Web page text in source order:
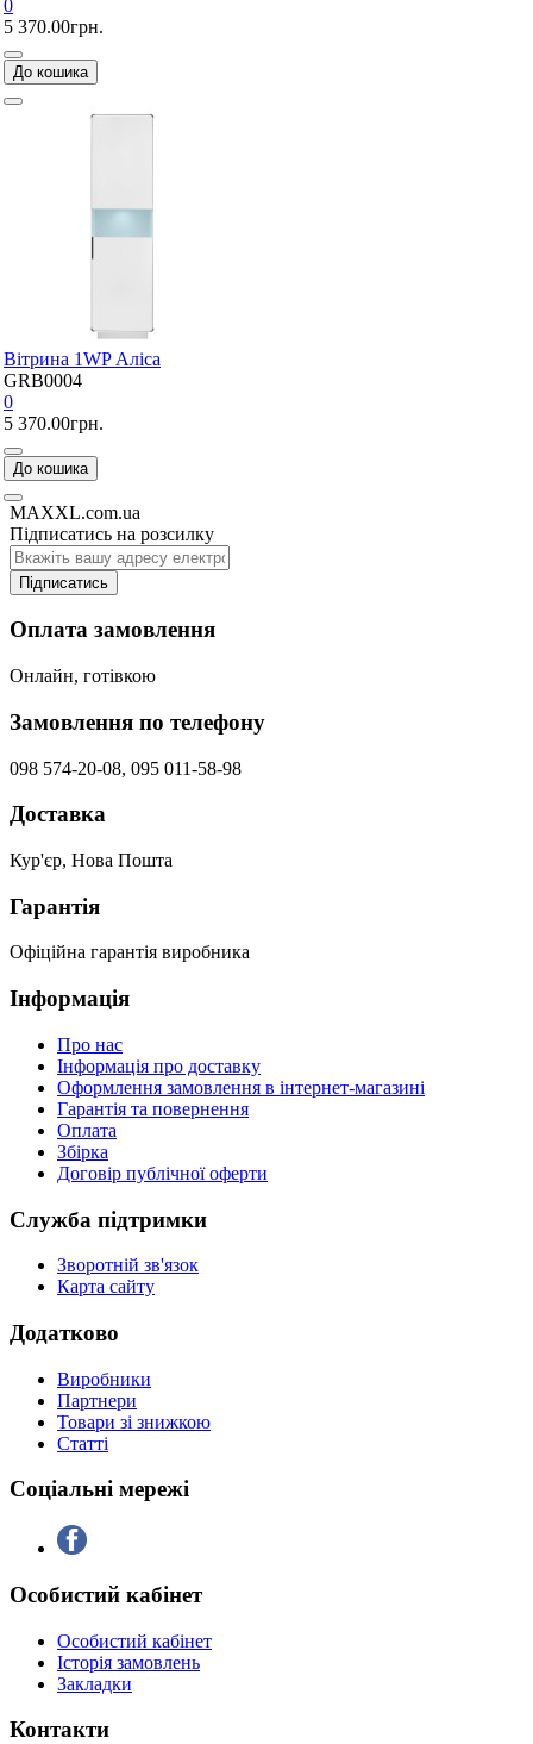
0
5 370.00грн.
До кошика
Вітрина 1WP Аліса
GRB0004
0
5 370.00грн.
До кошика
MAXXL.com.ua
Підписатись на розсилку
Підписатись
Оплата замовлення
Онлайн, готівкою
Замовлення по телефону
098 574-20-08, 095 011-58-98
Доставка
Кур'єр, Нова Пошта
Гарантія
Офіційна гарантія виробника
Інформація
Про нас
Інформація про доставку
Оформлення замовлення в інтернет-магазині
Гарантія та повернення
Оплата
Збірка
Договір публічної оферти
Служба підтримки
Зворотній зв'язок
Карта сайту
Додатково
Виробники
Партнери
Товари зі знижкою
Статті
Соціальні мережі
Особистий кабінет
Особистий кабінет
Історія замовлень
Закладки
Контакти